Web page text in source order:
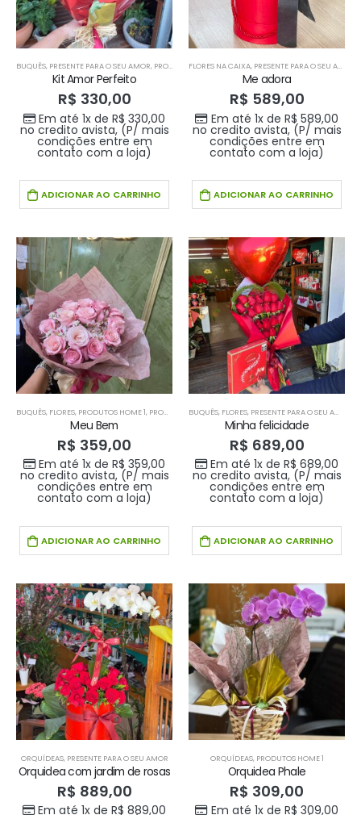
BUQUÊS, PRESENTE PARA O SEU AMOR, PRODUTOS HOME 1 ,PRODUTOS HOME1
Kit Amor Perfeito
R$ 330,00
Em até 1x deR$ 330,00
no credito avista, (P/ mais
condições entre em
contato com a loja)
ADICIONAR AO CARRINHO
FLORES NA CAIXA, PRESENTE PARA O SEU AMOR
Me adora
R$ 589,00
Em até 1x de R$ 589,00
no credito avista, (P/ mais
condições entre em
contato com a loja)
ADICIONAR AO CARRINHO
BUQUÊS, FLORES, PRODUTOS HOME 1, PRODUTOS HOME1
Meu Bem
R$ 359,00
Em até 1x deR$ 359,00
no credito avista, (P/ mais
condições entre em
contato com a loja)
ADICIONAR AO CARRINHO
BUQUÊS, FLORES, PRESENTE PARA O SEU AMOR
Minha felicidade
R$ 689,00
Em até 1x deR$ 689,00
no credito avista, (P/ mais
condições entre em
contato com a loja)
ADICIONAR AO CARRINHO
ORQUÍDEAS, PRESENTE PARA O SEU AMOR
Orquidea com jardim de rosas
R$ 889,00
Em até 1x deR$ 889,00
ORQUÍDEAS, PRODUTOS HOME 1
Orquidea Phale
R$ 309,00
Em até 1x de R$ 309,00